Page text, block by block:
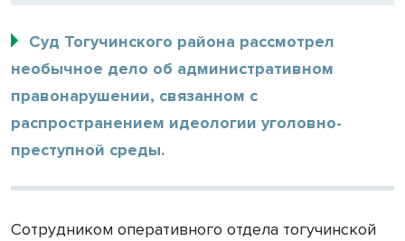
Суд Тогучинского района рассмотрел
необычное дело об административном
правонарушении, связанном с
распространением идеологии уголовно-
преступной среды.
Сотрудником оперативного отдела тогучинской